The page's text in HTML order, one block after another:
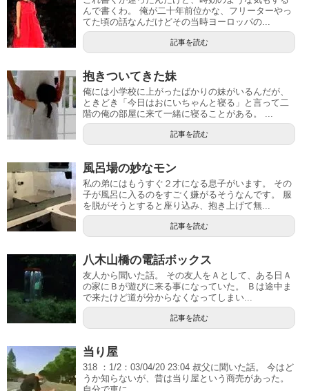
んで書くわ。 俺が二十年前位かな、フリーターやっ
てた頃の話なんだけどその当時ヨーロッパの...
記事を読む
抱きついてきた妹
俺には小学校に上がったばかりの妹がいるんだが、
ときどき「今日はおにいちゃんと寝る」と言って二
階の俺の部屋に来て一緒に寝ることがある。 ...
記事を読む
風呂場の妙なモン
私の弟にはもうすぐ２才になる息子がいます。 その
子が風呂に入るのをすごく嫌がるそうなんです。 服
を脱がそうとすると座り込み、抱き上げて無...
記事を読む
八木山橋の電話ボックス
友人から聞いた話。 その友人をＡとして、ある日Ａ
の家にＢが遊びに来る事になっていた。 Ｂは途中ま
で来たけど道が分からなくなってしまい...
記事を読む
当り屋
318 ：1/2：03/04/20 23:04 叔父に聞いた話。 今はど
うか知らないが、昔は当り屋という商売があった。